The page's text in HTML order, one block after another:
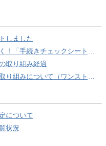
しました
チェックシート」を導入しました
取り組み経過
て（ワンストップサービス推進事業）
について
状況